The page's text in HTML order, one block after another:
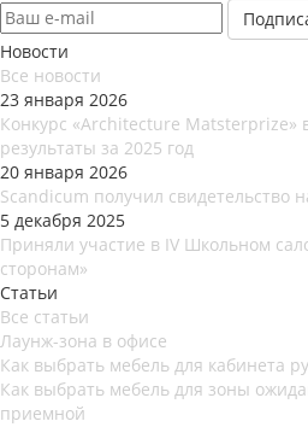
Новости
Все новости
23 января 2026
Конкурс «Architecture Matsterprize»
результаты за 2025 год
20 января 2026
Scandicum получил свидетельство
5 декабря 2025
Приняли участие в IV Школьном
сторонам»
Статьи
Все статьи
Лаунж-зона в офисе
Как выбрать мебель для кабинета
Как выбрать мебель для зоны
приемной